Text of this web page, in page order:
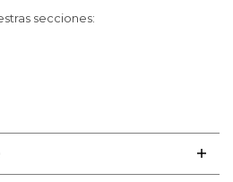
secciones: